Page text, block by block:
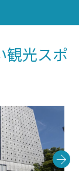
観光スポ